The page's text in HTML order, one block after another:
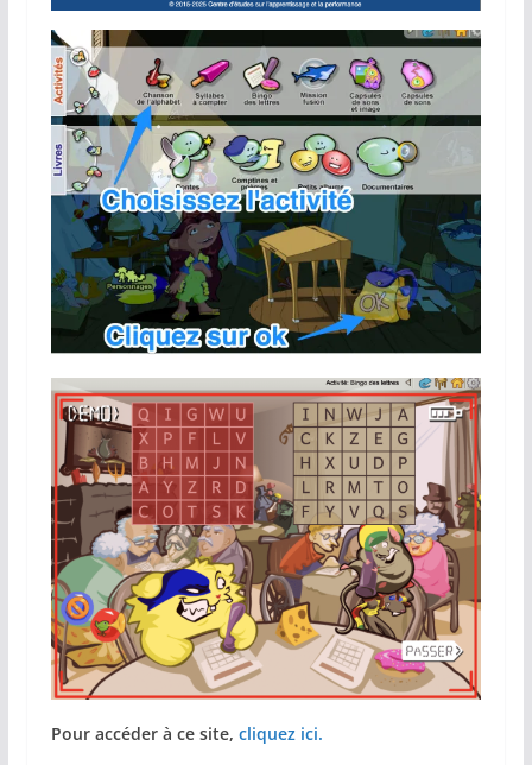
Pour accéder à ce site, cliquez ici.